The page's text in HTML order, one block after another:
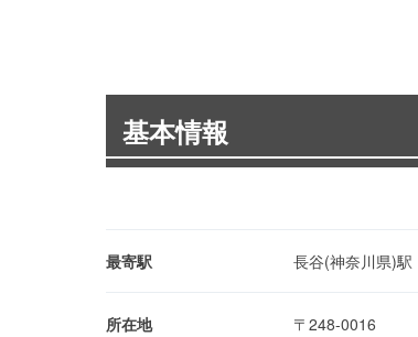
基本情報
最寄駅 長谷(神奈川県)駅
所在地
〒248-0016